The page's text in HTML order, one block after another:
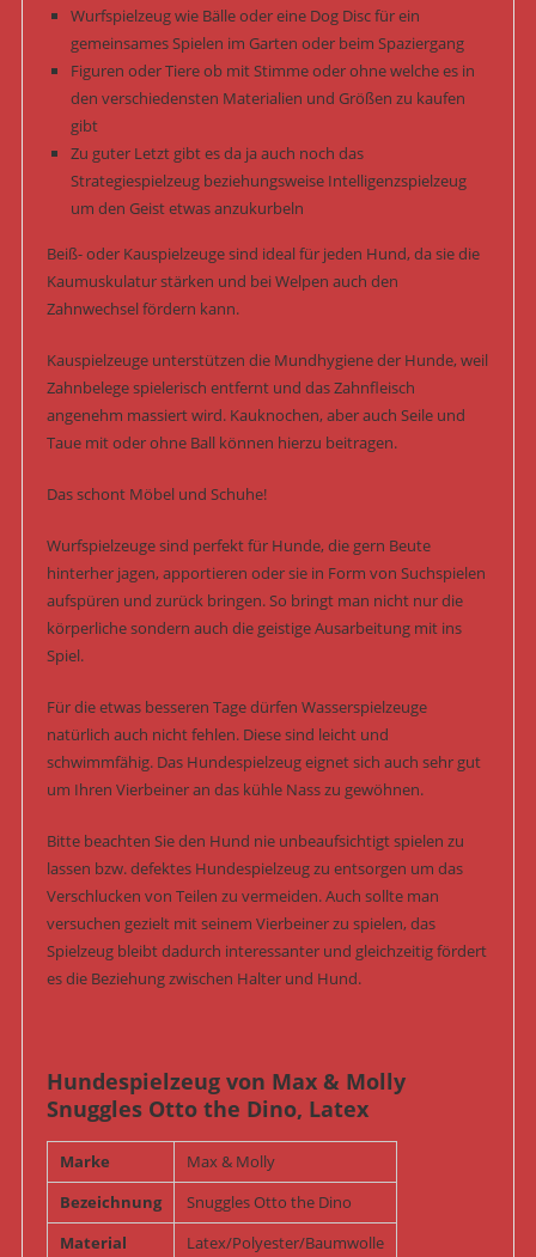
Wurfspielzeug wie Bälle oder eine Dog Disc für ein
gemeinsames Spielen im Garten oder beim Spaziergang
Figuren oder Tiere ob mit Stimme oder ohne welche es in
den verschiedensten Materialien und Größen zu kaufen
gibt
Zu guter Letzt gibt es da ja auch noch das
Strategiespielzeug beziehungsweise Intelligenzspielzeug
um den Geist etwas anzukurbeln
Beiß- oder Kauspielzeuge sind ideal für jeden Hund, da sie die
Kaumuskulatur stärken und bei Welpen auch den
Zahnwechsel fördern kann.
Kauspielzeuge unterstützen die Mundhygiene der Hunde, weil
Zahnbelege spielerisch entfernt und das Zahnfleisch
angenehm massiert wird. Kauknochen, aber auch Seile und
Taue mit oder ohne Ball können hierzu beitragen.
Das schont Möbel und Schuhe!
Wurfspielzeuge sind perfekt für Hunde, die gern Beute
hinterher jagen, apportieren oder sie in Form von Suchspielen
aufspüren und zurück bringen. So bringt man nicht nur die
körperliche sondern auch die geistige Ausarbeitung mit ins
Spiel.
Für die etwas besseren Tage dürfen Wasserspielzeuge
natürlich auch nicht fehlen. Diese sind leicht und
schwimmfähig. Das Hundespielzeug eignet sich auch sehr gut
um Ihren Vierbeiner an das kühle Nass zu gewöhnen.
Bitte beachten Sie den Hund nie unbeaufsichtigt spielen zu
lassen bzw. defektes Hundespielzeug zu entsorgen um das
Verschlucken von Teilen zu vermeiden. Auch sollte man
versuchen gezielt mit seinem Vierbeiner zu spielen, das
Spielzeug bleibt dadurch interessanter und gleichzeitig fördert
es die Beziehung zwischen Halter und Hund.
Hundespielzeug von Max & Molly
Snuggles Otto the Dino, Latex
Marke
Max & Molly
Bezeichnung
Snuggles Otto the Dino
Material
Latex/Polyester/Baumwolle